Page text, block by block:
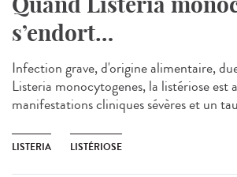
s’endort…
Infection grave, d'origine alimentaire,
Listeria monocytogenes, la listériose est
manifestations cliniques sévères et un
LISTERIA LISTÉRIOSE